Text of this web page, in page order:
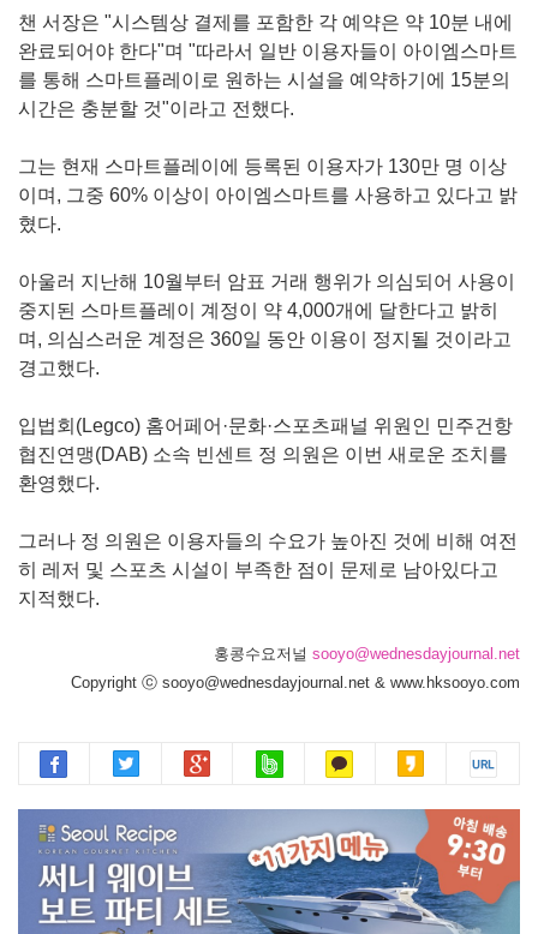
챈 서장은 "시스템상 결제를 포함한 각 예약은 약 10분 내에
완료되어야 한다"며 "따라서 일반 이용자들이 아이엠스마트
를 통해 스마트플레이로 원하는 시설을 예약하기에 15분의
시간은 충분할 것"이라고 전했다.
그는 현재 스마트플레이에 등록된 이용자가 130만 명 이상
이며, 그중 60% 이상이 아이엠스마트를 사용하고 있다고 밝
혔다.
아울러 지난해 10월부터 암표 거래 행위가 의심되어 사용이
중지된 스마트플레이 계정이 약 4,000개에 달한다고 밝히
며, 의심스러운 계정은 360일 동안 이용이 정지될 것이라고
경고했다.
입법회(Legco) 홈어페어·문화·스포츠패널 위원인 민주건항
협진연맹(DAB) 소속 빈센트 정 의원은 이번 새로운 조치를
환영했다.
그러나 정 의원은 이용자들의 수요가 높아진 것에 비해 여전
히 레저 및 스포츠 시설이 부족한 점이 문제로 남아있다고
지적했다.
홍콩수요저널 sooyo@wednesdayjournal.net
Copyright ⓒ sooyo@wednesdayjournal.net & www.hksooyo.com